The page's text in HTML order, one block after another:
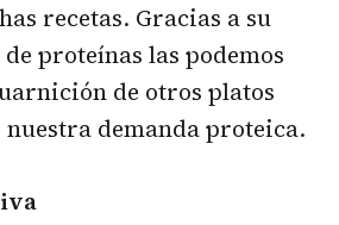
recetas. Gracias a su
proteínas las podemos
de otros platos
demanda proteica.